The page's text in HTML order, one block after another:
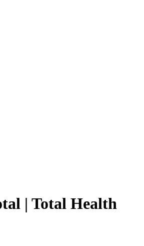
| Total Health